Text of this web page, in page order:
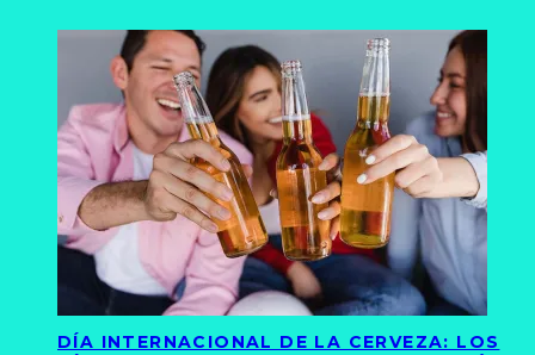
DÍA INTERNACIONAL DE LA CERVEZA: LOS